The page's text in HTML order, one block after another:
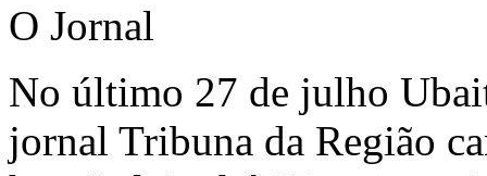
O Jornal
No último 27 de julho
jornal Tribuna da Região